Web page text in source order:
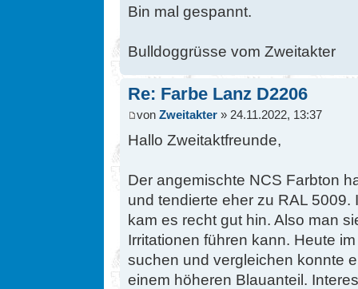
Bin mal gespannt.
Bulldoggrüsse vom Zweitakter
Re: Farbe Lanz D2206
von Zweitakter » 24.11.2022, 13:37
Hallo Zweitaktfreunde,
Der angemischte NCS Farbton
und tendierte eher zu RAL
kam es recht gut hin. Also man
Irritationen führen kann. Heute
suchen und vergleichen konnte
einem höheren Blauanteil.